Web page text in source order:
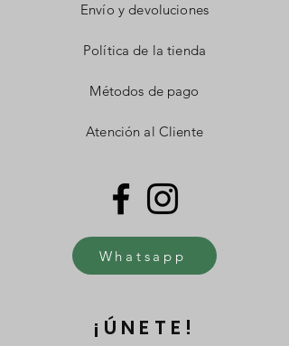
Envío y devoluciones
Política de la tienda
Métodos de pago
Atención al Cliente
Whatsapp
¡ÚNETE!